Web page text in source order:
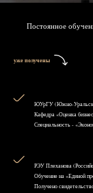
Постоянное
уже получены
ЮУрГУ (Южно-
Кафедра «Оценка
Специальность -
РЭУ Плеханова
Обучение на «Единой
Получено